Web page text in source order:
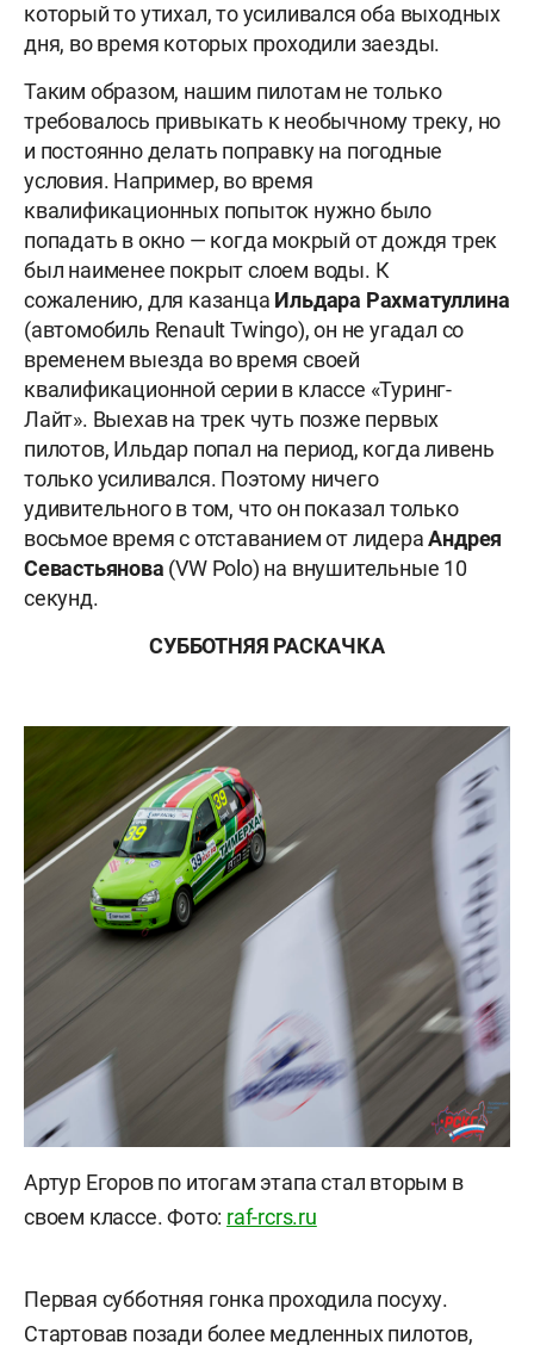
который то утихал, то усиливался оба выходных
дня, во время которых проходили заезды.
Таким образом, нашим пилотам не только
требовалось привыкать к необычному треку, но
и постоянно делать поправку на погодные
условия. Например, во время
квалификационных попыток нужно было
попадать в окно — когда мокрый от дождя трек
был наименее покрыт слоем воды. К
сожалению, для казанца Ильдара Рахматуллина
(автомобиль Renault Twingo), он не угадал со
временем выезда во время своей
квалификационной серии в классе «Туринг-
Лайт». Выехав на трек чуть позже первых
пилотов, Ильдар попал на период, когда ливень
только усиливался. Поэтому ничего
удивительного в том, что он показал только
восьмое время с отставанием от лидераАндрея
Севастьянова (VW Polo) на внушительные 10
секунд.
СУББОТНЯЯ РАСКАЧКА
Артур Егоров по итогам этапа стал вторым в
своем классе. Фото: raf-rcrs.ru
Первая субботняя гонка проходила посуху.
Стартовав позади более медленных пилотов,